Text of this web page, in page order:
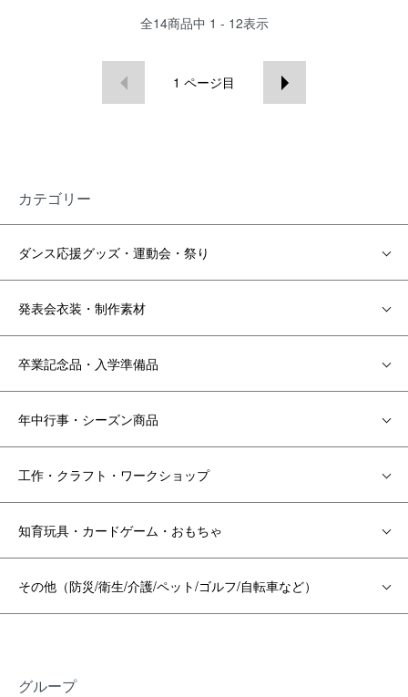
全14商品中 1 - 12表示
1 ページ目
カテゴリー
ダンス応援グッズ・運動会・祭り
発表会衣装・制作素材
卒業記念品・入学準備品
年中行事・シーズン商品
工作・クラフト・ワークショップ
知育玩具・カードゲーム・おもちゃ
その他（防災/衛生/介護/ペット/ゴルフ/自転車など）
グループ